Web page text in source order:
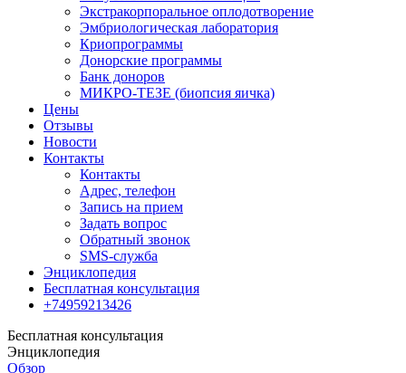
Экстракорпоральное оплодотворение
Эмбриологическая лаборатория
Криопрограммы
Донорские программы
Банк доноров
МИКРО-ТЕЗЕ (биопсия яичка)
Цены
Отзывы
Новости
Контакты
Контакты
Адрес, телефон
Запись на прием
Задать вопрос
Обратный звонок
SMS-служба
Энциклопедия
Бесплатная консультация
+74959213426
Бесплатная консультация
Энциклопедия
Обзор